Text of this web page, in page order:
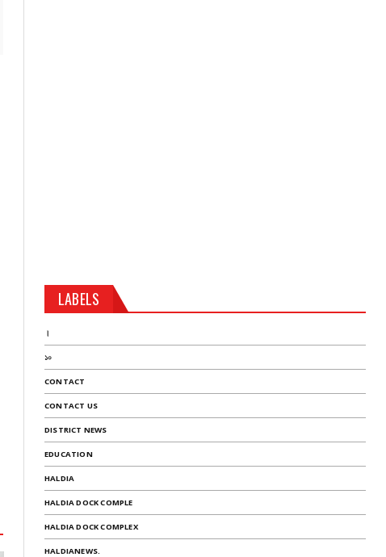
LABELS
।
১০
CONTACT
CONTACT US
DISTRICT NEWS
EDUCATION
HALDIA
HALDIA DOCK COMPLE
HALDIA DOCK COMPLEX
HALDIANEWS.